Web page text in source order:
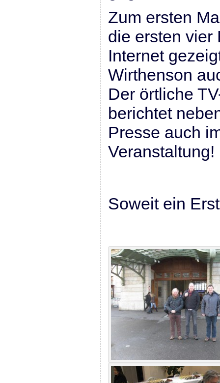
Zum ersten
die ersten vier
Internet
Wirthenson
Der örtliche
berichtet
Presse auch
Veranstaltung!
Soweit ein